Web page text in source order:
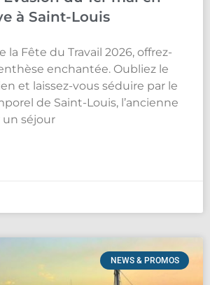
à Saint-Louis
la Fête du Travail 2026, offrez-
enchantée. Oubliez le
et laissez-vous séduire par le
de Saint-Louis, l’ancienne
un séjour
NEWS & PROMOS